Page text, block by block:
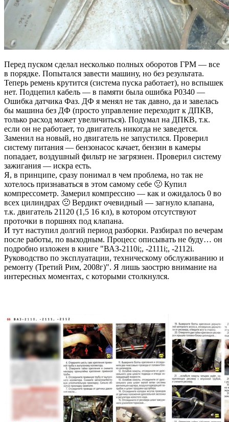
Перед пуском сделал несколько полных оборотов ГРМ — все
в порядке. Попытался завести машину, но без результата.
Теперь ремень крутится (система пуска работает), но вспышек
нет. Подцепил кабель — в памяти была ошибка Р0340 —
Ошибка датчика Фаз. ДФ я менял не так давно, да и завелась
бы машина без ДФ (просто управление переходит к ДПКВ,
только расход может увеличиться). Подумал на ДПКВ, т.к.
если он не работает, то двигатель никогда не заведется.
Заменил на новый, но двигатель не запустился. Проверил
систему питания — бензонасос качает, бензин в камеры
попадает, воздушный фильтр не загрязнен. Проверил систему
зажигания — искра есть.
Я, в принципе, сразу понимал в чем проблема, но так не
хотелось признаваться в этом самому себе 🙁 Купил
компрессометр. Замерил компрессию — как и ожидалось 0 во
всех цилиндрах 🙁 Вердикт очевидный — загнуло клапана,
т.к. двигатель 21120 (1,5 16 кл), в котором отсутствуют
проточки в поршнях под клапана.
И тут наступил долгий период разборки. Разбирал по вечерам
после работы, по выходным. Процесс описывать не буду… он
подробно изложен в книге "ВАЗ-2110i;, -2111i;, -2112i.
Руководство по эксплуатации, техническому обслуживанию и
ремонту (Третий Рим, 2008г)". Я лишь заострю внимание на
интересных моментах, с которыми столкнулся.